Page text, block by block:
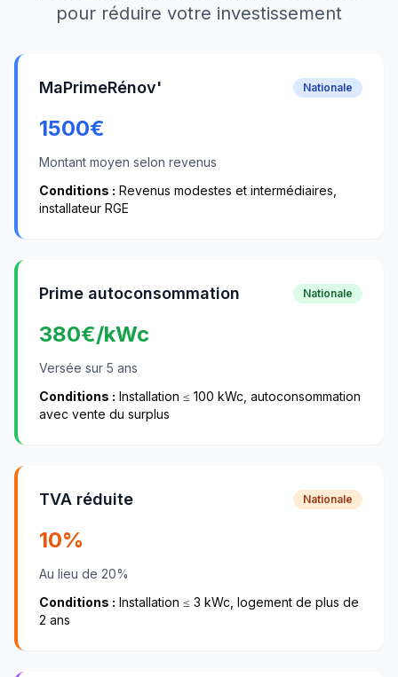
pour réduire votre investissement
MaPrimeRénov' Nationale
1500€
Montant moyen selon revenus
Conditions : Revenus modestes et intermédiaires,
installateur RGE
Prime autoconsommation Nationale
380€/kWc
Versée sur 5 ans
Conditions : Installation ≤ 100 kWc, autoconsommation
avec vente du surplus
TVA réduite Nationale
10%
Au lieu de 20%
Conditions : Installation ≤ 3 kWc, logement de plus de
2 ans